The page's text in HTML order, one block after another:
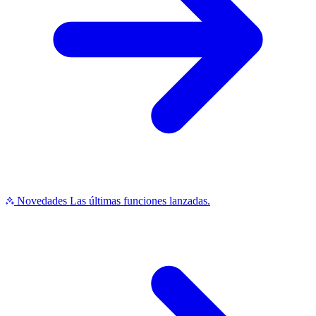
Novedades Las últimas funciones lanzadas.